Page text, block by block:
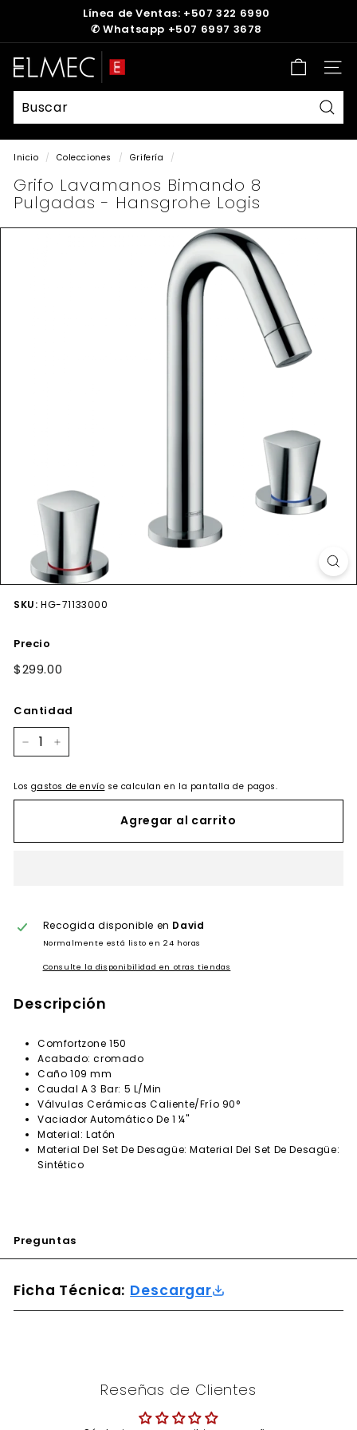
diapositivas
pausa
Línea de Ventas: +507 322 6990
✆ Whatsapp +507 6997 3678
E
L
M
E
C
Inicio / Colecciones / Grifería /
Grifo Lavamanos Bimando 8
Pulgadas - Hansgrohe Logis
SKU: HG-71133000
Precio
Precio
$299.00
Cantidad
Losgastos de envío se calculan en la pantalla de pagos.
Agregar al carrito
Recogida disponible en David
Normalmente está listo en 24 horas
Consulte la disponibilidad en otras tiendas
Descripción
Comfortzone 150
Acabado: cromado
Caño 109 mm
Caudal A 3 Bar: 5 L/Min
Válvulas Cerámicas Caliente/Frío 90°
Vaciador Automático De 1 ¼"
Material: Latón
Material Del Set De Desagüe: Material Del Set De Desagüe:
Sintético
Preguntas
Ficha Técnica: Descargar
Reseñas de Clientes